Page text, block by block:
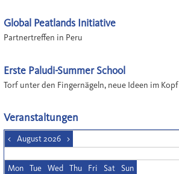
Global Peatlands Initiative
Partnertreffen in Peru
Erste Paludi-Summer School
Torf unter den Fingernägeln, neue Ideen im Kopf
Veranstaltungen
< August 2026 >
Mon Tue Wed Thu Fri Sat Sun